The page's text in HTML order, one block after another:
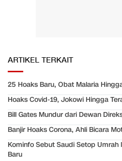
ARTIKEL TERKAIT
25 Hoaks Baru, Obat Malaria
Hoaks Covid-19, Jokowi Hingga
Bill Gates Mundur dari Dewan
Banjir Hoaks Corona, Ahli Bicara
Kominfo Sebut Saudi Setop Umrah
Baru